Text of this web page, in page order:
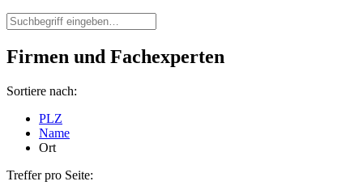
Firmen und Fachexperten
Sortiere nach:
PLZ
Name
Ort
Treffer pro Seite: